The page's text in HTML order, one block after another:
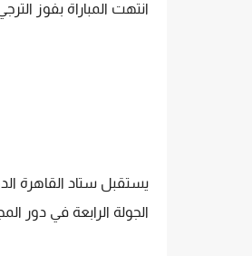
انتهت المباراة بفوز
يستقبل ستاد القاهرة
الجولة الرابعة في دور